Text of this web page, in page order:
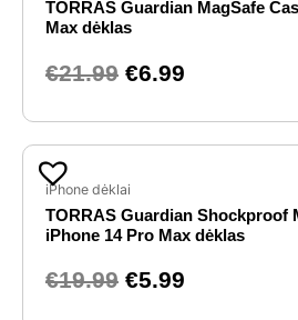
TORRAS Guardian MagSafe
Max dėklas
€21.99
was:
€21.99.
€6.99
is:
iPhone dėklai
TORRAS Guardian Shockproof
iPhone 14 Pro Max dėklas
€19.99
price
was:
€19.99.
€5.99
is:
€5.99.